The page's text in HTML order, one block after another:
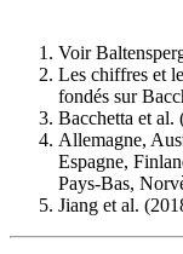
Voir
Les chiffres et
fondés sur
Bacchetta et al.
Allemagne,
Espagne,
Pays-Bas,
Jiang et al.